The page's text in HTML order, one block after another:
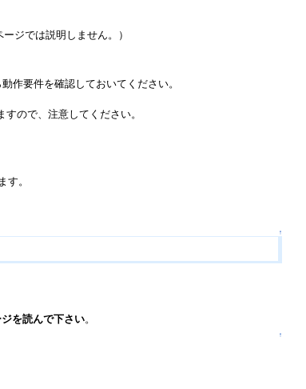
ジでは説明しません。）
作要件を確認しておいてください。
ので、注意してください。
す。
↑
を読んで下さい。
↑